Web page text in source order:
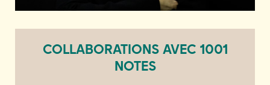
COLLABORATIONS AVEC 1001
NOTES